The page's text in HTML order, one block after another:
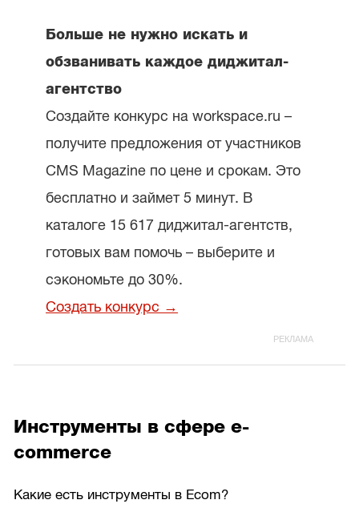
Больше не нужно искать и
обзванивать каждое диджитал-
агентство
Создайте конкурс на workspace.ru –
получите предложения от участников
CMS Magazine по цене и срокам. Это
бесплатно и займет 5 минут. В
каталоге 15 617 диджитал-агентств,
готовых вам помочь – выберите и
сэкономьте до 30%.
Создать конкурс →
Инструменты в сфере e-
commerce
Какие есть инструменты в Ecom?